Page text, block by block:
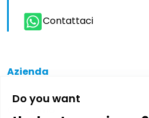
Do you want
Contattaci
Azienda